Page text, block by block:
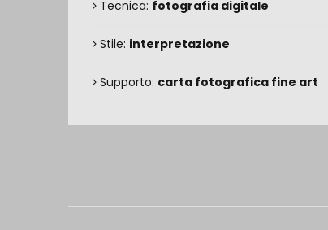
Tecnica: fotografia digitale
Stile: interpretazione
Supporto: carta fotografica fine art